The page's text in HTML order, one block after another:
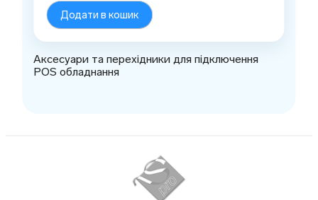
Аксесуари та перехідники для підключення
POS обладнання
Додати в кошик